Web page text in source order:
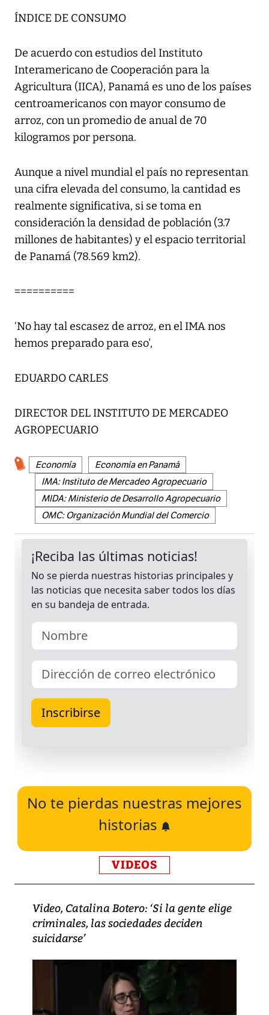
ÍNDICE DE CONSUMO
De acuerdo con estudios del Instituto
Interamericano de Cooperación para la
Agricultura (IICA), Panamá es uno de los países
centroamericanos con mayor consumo de
arroz, con un promedio de anual de 70
kilogramos por persona.
Aunque a nivel mundial el país no representan
una cifra elevada del consumo, la cantidad es
realmente significativa, si se toma en
consideración la densidad de población (3.7
millones de habitantes) y el espacio territorial
de Panamá (78.569 km2).
==========
‘No hay tal escasez de arroz, en el IMA nos
hemos preparado para eso',
EDUARDO CARLES
DIRECTOR DEL INSTITUTO DE MERCADEO
AGROPECUARIO
Economía
Economía en Panamá
IMA: Instituto de Mercadeo Agropecuario
MIDA: Ministerio de Desarrollo Agropecuario
OMC: Organización Mundial del Comercio
No te pierdas nuestras mejores
historias
VIDEOS
Video, Catalina Botero: ‘Si la gente elige
criminales, las sociedades deciden
suicidarse’